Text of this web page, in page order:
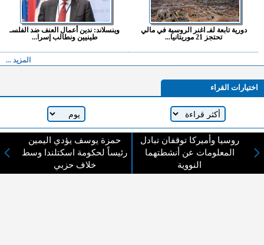
دورية تابعة لفـ اغنر الروسية في مالي
تحتجز 21 موريتانيا...
وينسلاند: ندين أعمال العنف ضد الفلسـ
طينيين ونطالب إسرا...
المزيد ...
اختيارات القراء
لا يوجد مقالات
روسيا وأميركا توقفان تبادل
المعلومات عن أنشطتهما
النووية
حمزة يوسف يؤدي اليمين
رئيساً لحكومة اسكتلندا وسط
خلاف حزبي